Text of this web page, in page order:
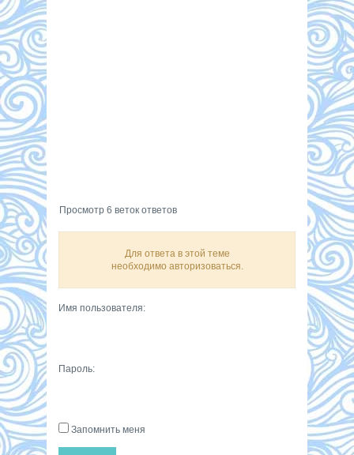
Просмотр 6 веток ответов
Для ответа в этой теме
необходимо авторизоваться.
Имя пользователя:
Пароль:
Запомнить меня